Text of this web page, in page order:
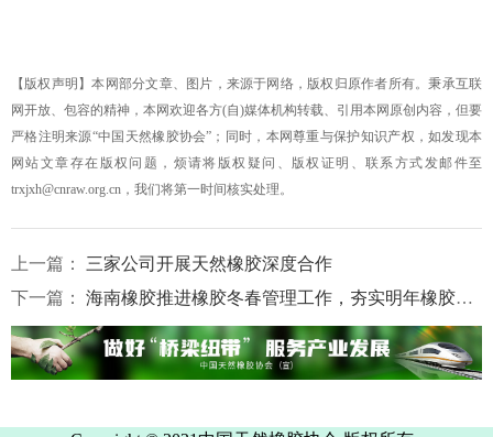
【版权声明】本网部分文章、图片，来源于网络，版权归原作者所有。秉承互联
网开放、包容的精神，本网欢迎各方(自)媒体机构转载、引用本网原创内容，但要
严格注明来源“中国天然橡胶协会”；同时，本网尊重与保护知识产权，如发现本
网站文章存在版权问题，烦请将版权疑问、版权证明、联系方式发邮件至
trxjxh@cnraw.org.cn，我们将第一时间核实处理。
上一篇：
三家公司开展天然橡胶深度合作
下一篇：
海南橡胶推进橡胶冬春管理工作，夯实明年橡胶稳产高产基础